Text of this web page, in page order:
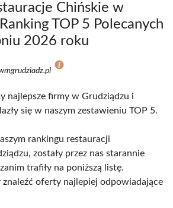
Chińskie w
TOP 5 Polecanych
2026 roku
najlepsze firmy w Grudziądzu i
się w naszym zestawieniu TOP 5.
rankingu restauracji
zostały przez nas starannie
trafiły na poniższą listę.
oferty najlepiej odpowiadające